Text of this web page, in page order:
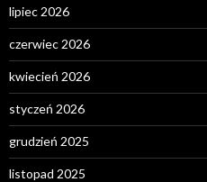
lipiec 2026
czerwiec 2026
kwiecień 2026
styczeń 2026
grudzień 2025
listopad 2025